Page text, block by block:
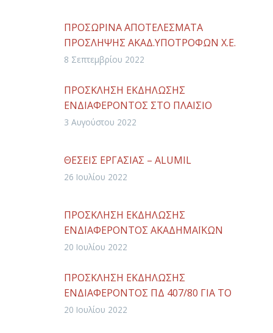
ΠΡΟΣΩΡΙΝΑ ΑΠΟΤΕΛΕΣΜΑΤΑ
ΠΡΟΣΛΗΨΗΣ ΑΚΑΔ.ΥΠΟΤΡΟΦΩΝ Χ.Ε.
2022-2023
8 Σεπτεμβρίου 2022
ΠΡΟΣΚΛΗΣΗ ΕΚΔΗΛΩΣΗΣ
ΕΝΔΙΑΦΕΡΟΝΤΟΣ ΣΤΟ ΠΛΑΙΣΙΟ
ΥΛΟΠΟΙΗΣΗΣ ΤΗΣ ΠΡΑΞΗΣ «ΑΠΟΚΤΗΣΗ
ΔΙΔΑΚΤΟΡΙΚΟΥ» ΑΚ.ΕΤΟΣ 2022-2023
3 Αυγούστου 2022
ΘΕΣΕΙΣ ΕΡΓΑΣΙΑΣ – ALUMIL
26 Ιουλίου 2022
ΠΡΟΣΚΛΗΣΗ ΕΚΔΗΛΩΣΗΣ
ΕΝΔΙΑΦΕΡΟΝΤΟΣ ΑΚΑΔΗΜΑΪΚΩΝ
ΥΠΟΤΡΟΦΩΝ ΓΙΑ ΤΟ ΧΕΙΜΕΡΙΝΟ
20 Ιουλίου 2022
ΠΡΟΣΚΛΗΣΗ ΕΚΔΗΛΩΣΗΣ
ΕΝΔΙΑΦΕΡΟΝΤΟΣ ΠΔ 407/80 ΓΙΑ ΤΟ
ΧΕΙΜΕΡΙΝΟ ΕΞΑΜΗΝΟ 2022-2023
20 Ιουλίου 2022